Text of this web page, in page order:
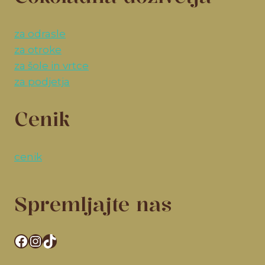
za odrasle
za otroke
za šole in vrtce
za podjetja
Cenik
cenik
Spremljajte nas
Facebook
Instagram
TikTok